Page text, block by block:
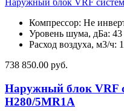
Наружный блок VRF
Компрессор: Не
Уровень шума, дБа: 43
Расход воздуха, м3/ч:
738 850.00 руб.
Наружный блок VRF
H280/5MR1A